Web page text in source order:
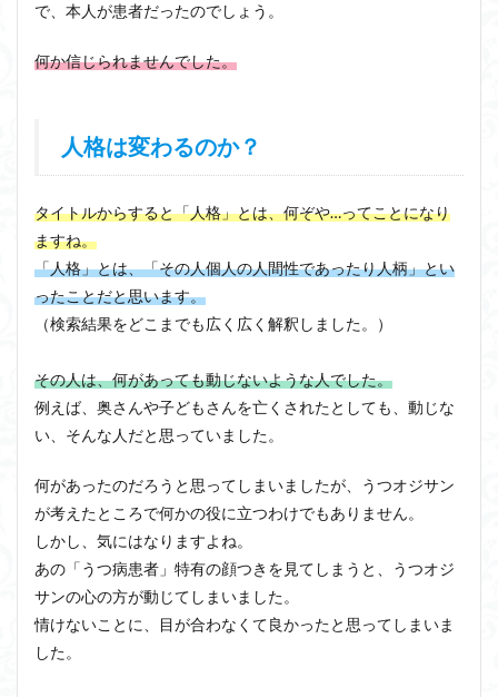
で、本人が患者だったのでしょう。
何か信じられませんでした。
人格は変わるのか？
タイトルからすると「人格」とは、何ぞや…ってことになり
ますね。
「人格」とは、「その人個人の人間性であったり人柄」とい
ったことだと思います。
（検索結果をどこまでも広く広く解釈しました。）
その人は、何があっても動じないような人でした。
例えば、奥さんや子どもさんを亡くされたとしても、動じな
い、そんな人だと思っていました。
何があったのだろうと思ってしまいましたが、うつオジサン
が考えたところで何かの役に立つわけでもありません。
しかし、気にはなりますよね。
あの「うつ病患者」特有の顔つきを見てしまうと、うつオジ
サンの心の方が動じてしまいました。
情けないことに、目が合わなくて良かったと思ってしまいま
した。